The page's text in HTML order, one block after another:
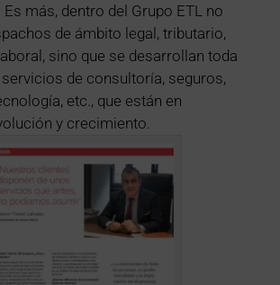
más, dentro del Grupo ETL no
de ámbito legal, tributario,
sino que se desarrollan toda
de consultoría, seguros,
etc., que están en
y crecimiento.